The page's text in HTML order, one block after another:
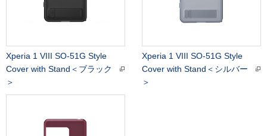
Xperia 1 VIII SO-51G Style
Cover with Stand＜ブラック
＞
Xperia 1 VIII SO-51G Style
Cover with Stand＜シルバー
＞